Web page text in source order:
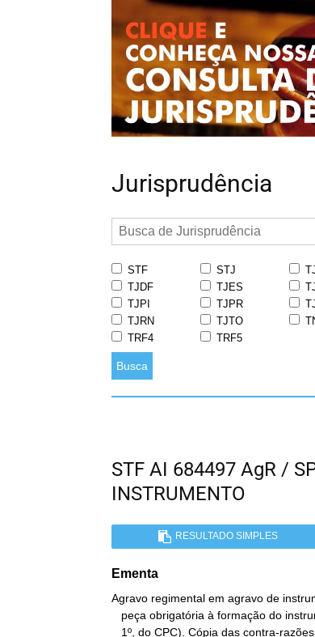
Jurisprudência
STF STJ
TJDF
TJES
TJPI
TJPR
TJRN
TJTO
TRF4
TRF5
Busca
STF AI 684497 AgR /
INSTRUMENTO
RESULTADO SIMPLES
Ementa
Agravo regimental em agravo de